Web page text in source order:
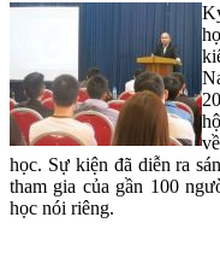
học. Sự kiện đã diễn ra
tham gia của gần 100
học nói riêng.